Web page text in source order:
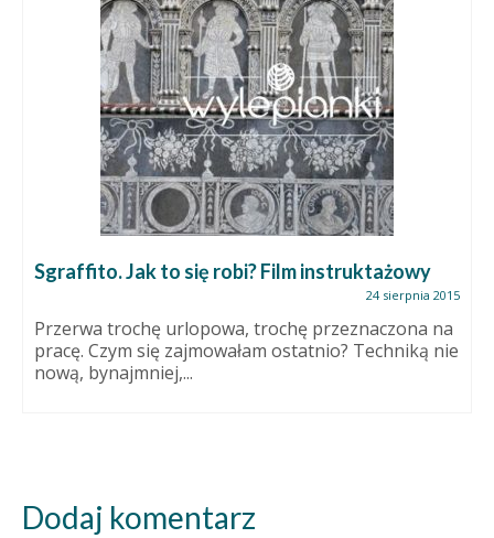
Sgraffito. Jak to się robi? Film instruktażowy
24 sierpnia 2015
Przerwa trochę urlopowa, trochę przeznaczona na
pracę. Czym się zajmowałam ostatnio? Techniką nie
nową, bynajmniej,...
Dodaj komentarz